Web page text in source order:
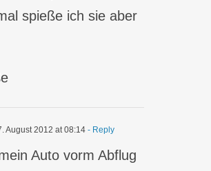
spieße ich sie aber
August 2012 at 08:14 - Reply
Auto vorm Abflug